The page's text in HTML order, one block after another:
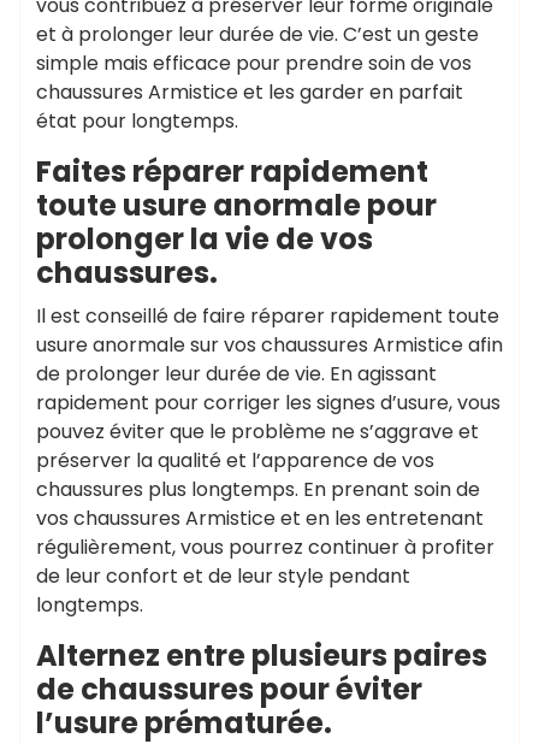
et à prolonger leur durée de vie. C’est un geste
simple mais efficace pour prendre soin de vos
chaussures Armistice et les garder en parfait
état pour longtemps.
Faites réparer rapidement
toute usure anormale pour
prolonger la vie de vos
chaussures.
Il est conseillé de faire réparer rapidement toute
usure anormale sur vos chaussures Armistice afin
de prolonger leur durée de vie. En agissant
rapidement pour corriger les signes d’usure, vous
pouvez éviter que le problème ne s’aggrave et
préserver la qualité et l’apparence de vos
chaussures plus longtemps. En prenant soin de
vos chaussures Armistice et en les entretenant
régulièrement, vous pourrez continuer à profiter
de leur confort et de leur style pendant
longtemps.
Alternez entre plusieurs paires
de chaussures pour éviter
l’usure prématurée.